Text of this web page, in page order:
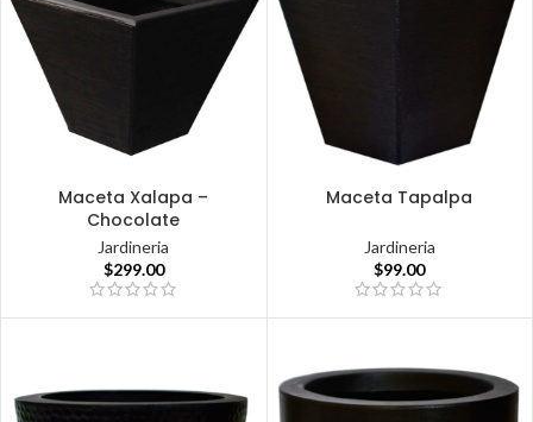
Maceta Xalapa –
Chocolate
Jardineria
$299.00
Maceta Tapalpa
Jardineria
$99.00